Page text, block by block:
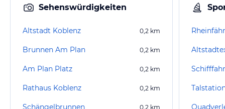
Sehenswürdigkeiten
Altstadt Koblenz 0,2 km
Brunnen Am Plan 0,2 km
Am Plan Platz 0,2 km
Rathaus Koblenz 0,2 km
Schängelbrunnen 0,2 km